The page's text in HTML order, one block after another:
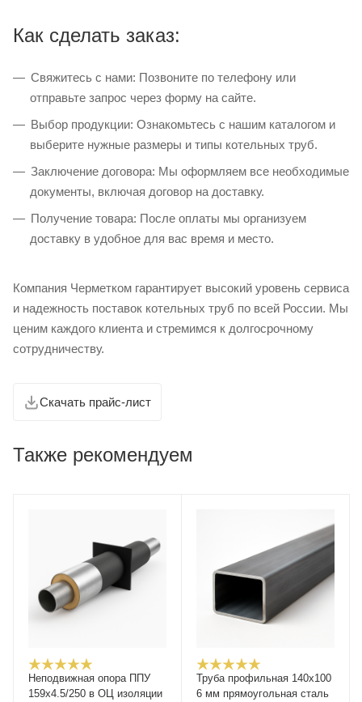
Как сделать заказ:
Свяжитесь с нами: Позвоните по телефону или
отправьте запрос через форму на сайте.
Выбор продукции: Ознакомьтесь с нашим каталогом и
выберите нужные размеры и типы котельных труб.
Заключение договора: Мы оформляем все необходимые
документы, включая договор на доставку.
Получение товара: После оплаты мы организуем
доставку в удобное для вас время и место.
Компания Черметком гарантирует высокий уровень сервиса
и надежность поставок котельных труб по всей России. Мы
ценим каждого клиента и стремимся к долгосрочному
сотрудничеству.
Скачать прайс-лист
Также рекомендуем
Неподвижная опора ППУ
159х4.5/250 в ОЦ изоляции
Труба профильная 140х100
6 мм прямоугольная сталь